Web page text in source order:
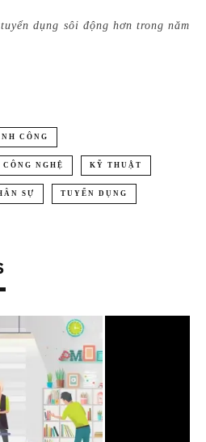
dụng sôi động hơn trong năm
CÔNG
CÔNG NGHỆ KỸ THUẬT
SỰ TUYỂN DỤNG